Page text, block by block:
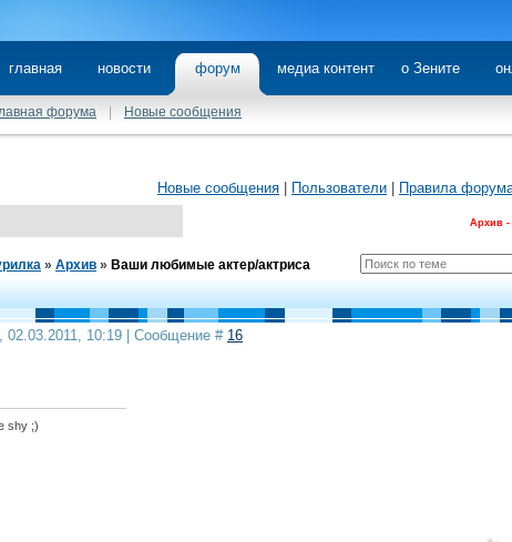
главная новости форум медиа контент о Зените
форума Новые сообщения
Новые сообщения Пользователи Правила
Архив -
» Архив » Ваши любимые актер/актриса
02.03.2011, 10:19 | Сообщение # 16
shy ;)